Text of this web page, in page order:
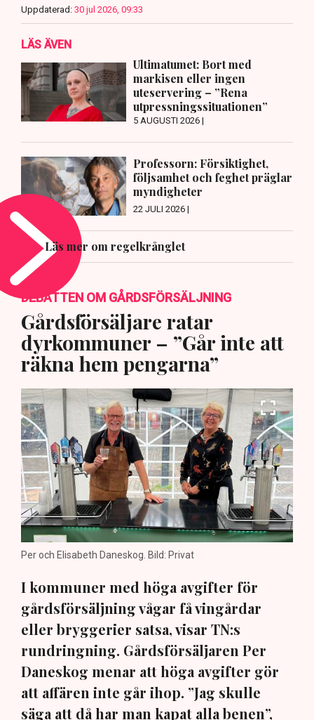
Uppdaterad: 30 jul 2026, 09:33
LÄS ÄVEN
Ultimatumet: Bort med
markisen eller ingen
uteservering – ”Rena
utpressningssituationen”
5 AUGUSTI 2026 |
Professorn: Försiktighet,
följsamhet och feghet präglar
myndigheter
22 JULI 2026 |
Läs mer om regelkrånglet
DEBATTEN OM GÅRDSFÖRSÄLJNING
Gårdsförsäljare ratar
dyrkommuner – ”Går inte att
räkna hem pengarna”
Per och Elisabeth Daneskog. Bild: Privat
I kommuner med höga avgifter för
gårdsförsäljning vågar få vingårdar
eller bryggerier satsa, visar TN:s
rundringning. Gårdsförsäljaren Per
Daneskog menar att höga avgifter gör
att affären inte går ihop. ”Jag skulle
säga att då har man kapat alla benen”,